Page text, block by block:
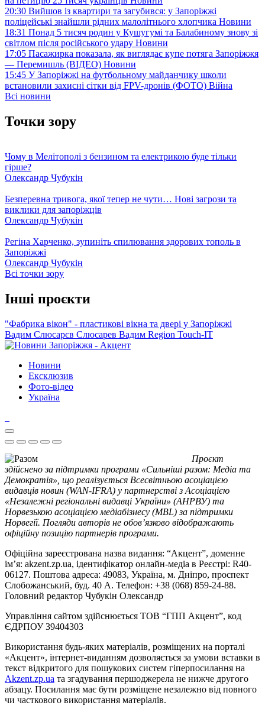
20:30 Вийшов із квартири та загубився: у Запоріжжі
поліцейські знайшли рідних малолітнього хлопчика Новини
18:31 Понад 5 тисяч родин у Кушугумі та Балабиному знову зі
світлом після російського удару Новини
17:05 Пасажирка показала, як виглядає купе потяга Запоріжжя
— Перемишль (ВІДЕО) Новини
15:45 У Запоріжжі на футбольному майданчику школи
встановили захисні сітки від FPV-дронів (ФОТО) Війна
Всі новини
Точки зору
Чому в Мелітополі з бензином та електрикою буде тільки
гірше?
Олександр Чубукін
Безперевна тривога, якої тепер не чути… Нові загрози та
виклики для запоріжців
Олександр Чубукін
Регіна Харченко, зупиніть спилювання здорових тополь в
Запоріжжі
Олександр Чубукін
Всі точки зору
Інші проєкти
"Фабрика вікон" - пластикові вікна та двері у Запоріжжі
Вадим Слюсарєв Слюсарев Вадим Region Touch-IT
Новини
Ексклюзив
Фото-відео
Україна
Проєкт
здійснено за підтримки програми «Сильніші разом: Медіа та
Демократія», що реалізується Всесвітньою асоціацією
видавців новин (WAN-IFRA) у партнерстві з Асоціацією
«Незалежні регіональні видавці України» (АНРВУ) та
Норвезькою асоціацією медіабізнесу (MBL) за підтримки
Норвегії. Погляди авторів не обов’язково відображають
офіційну позицію партнерів програми.
Офіційна зареєстрована назва видання: “Акцент”, доменне
ім’я: akzent.zp.ua, ідентифікатор онлайн-медіа в Реєстрі: R40-
06127. Поштова адреса: 49083, Україна, м. Дніпро, проспект
Слобожанський, буд. 40 А. Телефон: +38 (068) 859-24-88.
Головний редактор Чубукін Олександр
Управління сайтом здійснюється ТОВ “ГПП Акцент”, код
ЄДРПОУ 39404303
Використання будь-яких матеріалів, розміщених на порталі
«Акцент», інтернет-виданням дозволяється за умови вставки в
текст відкритого для пошукових систем гіперпосилання на
Akzent.zp.ua та згадування першоджерела не нижче другого
абзацу. Посилання має бути розміщене незалежно від повного
чи часткового використання матеріалів.